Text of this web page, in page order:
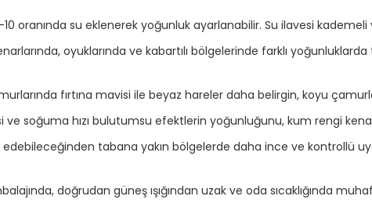
oranında su eklenerek yoğunluk ayarlanabilir. Su ilavesi kademeli
oyuklarında ve kabartılı bölgelerinde farklı
fırtına mavisi ile beyaz hareler daha belirgin, koyu
ve soğuma hızı bulutumsu efektlerin yoğunluğunu, kum rengi
edebileceğinden tabana yakın bölgelerde daha ince ve kontrollü
doğrudan güneş ışığından uzak ve oda sıcaklığında